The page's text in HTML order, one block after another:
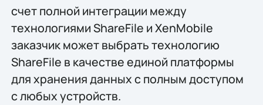
счет полной интеграции между
технологиями ShareFile и XenMobile
заказчик может выбрать технологию
ShareFile в качестве единой платформы
для хранения данных с полным доступом
с любых устройств.